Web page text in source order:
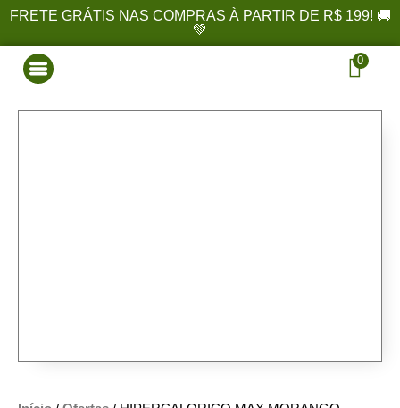
FRETE GRÁTIS NAS COMPRAS À PARTIR DE R$ 199! 🚚
💚
0